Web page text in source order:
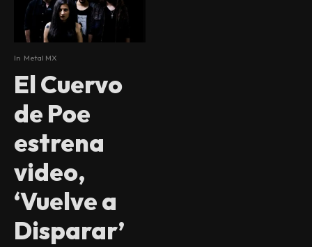
In Metal MX
El Cuervo
de Poe
estrena
video,
‘Vuelve a
Disparar’